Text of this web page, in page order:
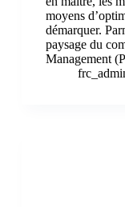
moyens
démarquer.
paysage du
Management